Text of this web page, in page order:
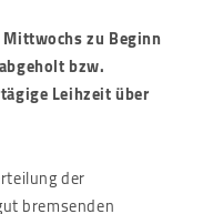
zu Beginn
bzw.
Leihzeit über
der
bremsenden